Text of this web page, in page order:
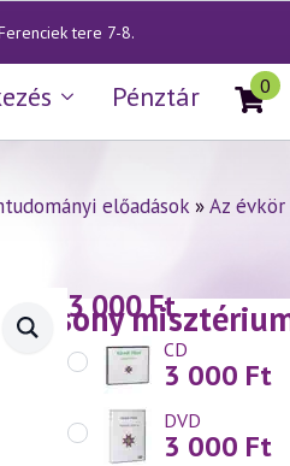
tere 7-8.
Pénztár 0
előadások»Az
3 000Ft
CD
3 000 Ft
DVD
3 000 Ft